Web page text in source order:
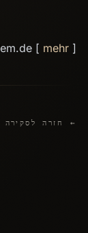
[ mehr ]
← חזרה לסקירה